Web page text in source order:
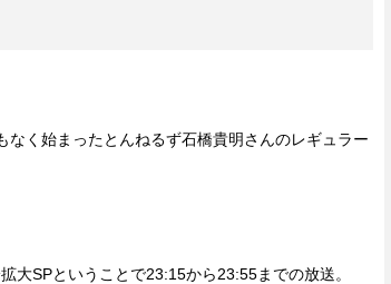
く始まったとんねるず石橋貴明さんのレギュラー
大SPということで23:15から23:55までの放送。